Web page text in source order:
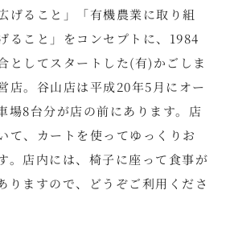
げること」「有機農業に取り組
ること」をコンセプトに、1984
としてスタートした(有)かごしま
店。谷山店は平成20年5月にオー
場8台分が店の前にあります。店
て、カートを使ってゆっくりお
。店内には、椅子に座って食事が
りますので、どうぞご利用くださ